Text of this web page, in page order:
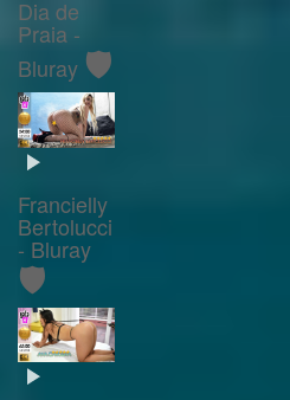
Dia de
Praia -
Bluray 🛡️
Francielly
Bertolucci
- Bluray
🛡️